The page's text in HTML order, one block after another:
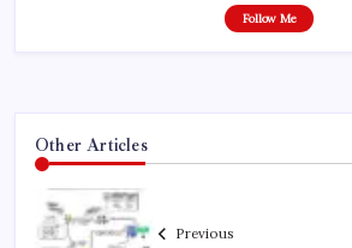
Follow Me
Other Articles
Previous